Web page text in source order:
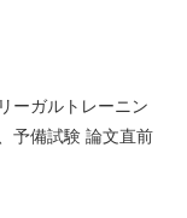
ーガルトレーニン
予備試験 論文直前